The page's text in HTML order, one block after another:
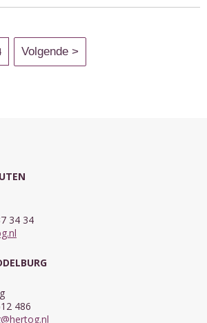
34 34
486